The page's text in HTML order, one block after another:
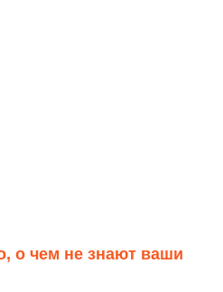
о чем не знают ваши